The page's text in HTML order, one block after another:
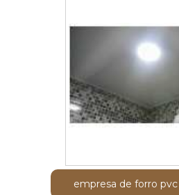
empresa de forro pvc